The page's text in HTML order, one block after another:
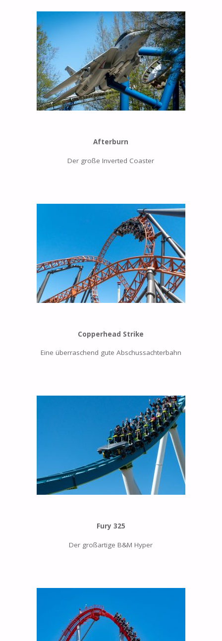
Afterburn
Der große Inverted Coaster
Copperhead Strike
Eine überraschend gute Abschussachterbahn
Fury 325
Der großartige B&M Hyper